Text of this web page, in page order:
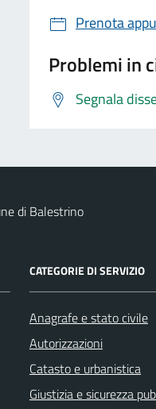
Prenota
Problemi in
Segnala
di Balestrino
CATEGORIE DI SERVIZIO
Anagrafe e stato civile
Autorizzazioni
Catasto e urbanistica
Giustizia e sicurezza